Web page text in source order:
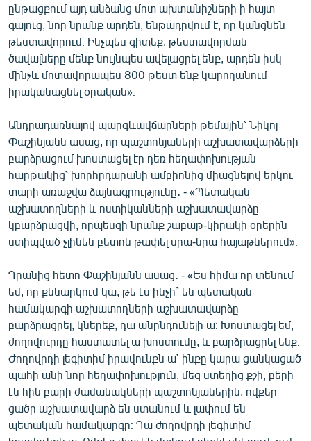
ընթացքում այդ անձանց մոտ ախտանիշների ի հայտ
գալուց, նոր նրանք արդեն, ենթադրվում է, որ կանցնեն
թեստավորում։ Ինչպես գիտեք, թեստավորման
ծավալները մենք նույնպես ավելացրել ենք, արդեն իսկ
մինչև մոտավորապես 800 թեստ ենք կարողանում
իրականացնել օրական»։
Անդրադառնալով պարգևավճարների թեմային՝ Նիկոլ
Փաշինյանն ասաց, որ պաշտոնյաների աշխատավարձերի
բարձրացում խոստացել էր դեռ հեղափոխության
հարթակից՝ խորհրդարանի ամբիոնից միացնելով երկու
տարի առաջվա ձայնագրությունը․ - «Պետական
աշխատողների և ոստիկանների աշխատավարձը
կբարձրացվի, որպեսզի նրանք շաբաթ-կիրակի օրերին
ստիպված չլինեն բետոն թափել սրա-նրա հայաթներում»։
Դրանից հետո Փաշինյանն ասաց․ - «Ես հիմա որ տենում
եմ, որ քննարկում կա, թե էս ինչի՞ են պետական
համակարգի աշխատողների աշխատավարձը
բարձրացրել, կներեք, դա անընդունելի ա։ Խոստացել եմ,
ժողովուրդը հաստատել ա խոստումը, և բարձրացրել ենք։
Ժողովրդի լեգիտիմ իրավունքն ա՝ ինքը կարա ցանկացած
պահի անի նոր հեղափոխություն, մեզ ստեղից քշի, բերի
էն հին բարի ժամանակների պաշտոնյաներին, ովքեր
ցածր աշխատավարձ են ստանում և լափում են
պետական համակարգը։ Դա ժողովրդի լեգիտիմ